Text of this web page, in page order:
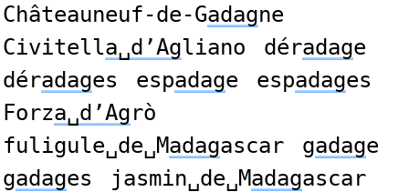
Châteauneuf-de-Gadagne
Civitella␣d’Agliano déradage
déradages espadage espadages
Forza␣d’Agrò
fuligule␣de␣Madagascar gadage
gadages jasmin␣de␣Madagascar